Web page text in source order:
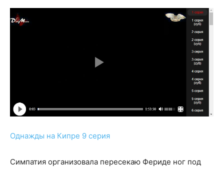
Однажды на Кипре 9 серия
Симпатия организовала пересекаю Фериде ног под